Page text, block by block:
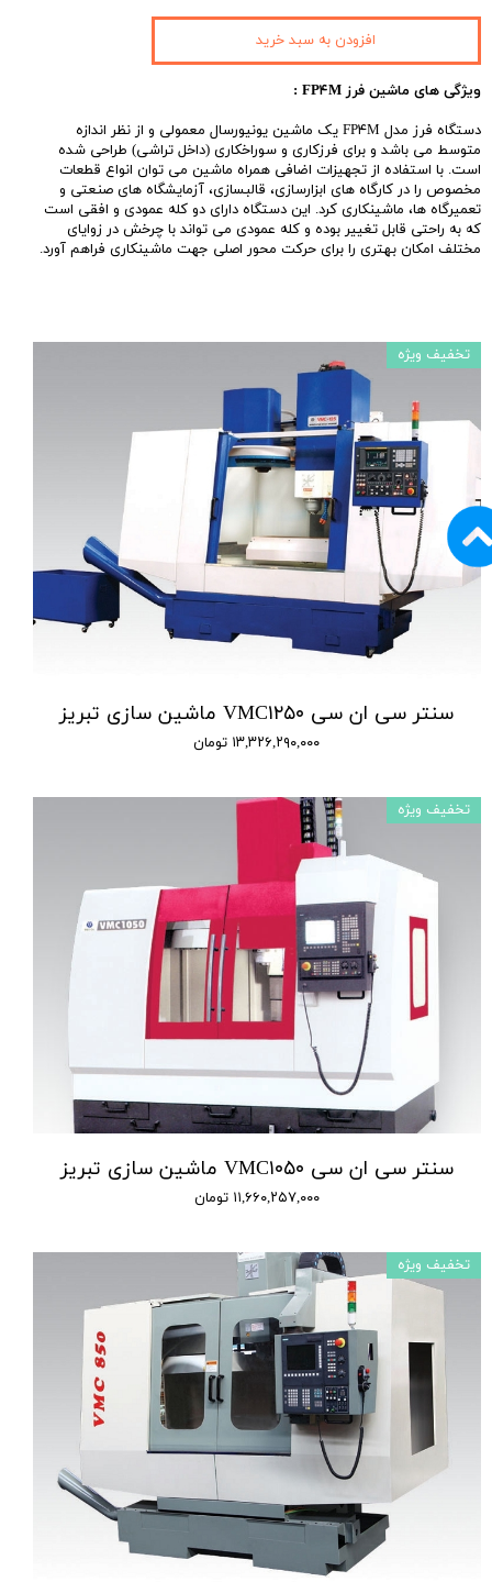
ویژگی های ماشین فرز FP۴M :
دستگاه فرز مدل FP۴M یک ماشین یونیورسال معمولی و از نظر اندازه
متوسط می باشد و برای فرزکاری و سوراخکاری (داخل تراشی) طراحی شده
است. با استفاده از تجهیزات اضافی همراه ماشین می توان انواع قطعات
مخصوص را در کارگاه های ابزارسازی، قالبسازی، آزمایشگاه های صنعتی و
تعمیرگاه ها، ماشینکاری کرد. این دستگاه دارای دو کله عمودی و افقی است
که به راحتی قابل تغییر بوده و کله عمودی می تواند با چرخش در زوایای
مختلف امکان بهتری را برای حرکت محور اصلی جهت ماشینکاری فراهم آورد.
افزودن به سبد خرید
سنتر سی ان سی VMC۱۲۵۰ ماشین سازی تبریز
۱۳,۳۲۶,۲۹۰,۰۰۰ تومان
تخفیف ویژه
سنتر سی ان سی VMC۱۰۵۰ ماشین سازی تبریز
۱۱,۶۶۰,۲۵۷,۰۰۰ تومان
تخفیف ویژه
تخفیف ویژه